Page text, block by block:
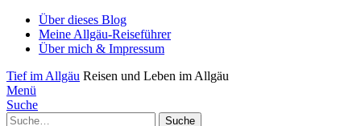
Über dieses Blog
Meine Allgäu-Reiseführer
Über mich & Impressum
Tief im Allgäu Reisen und Leben im Allgäu
Menü
Suche
Suche